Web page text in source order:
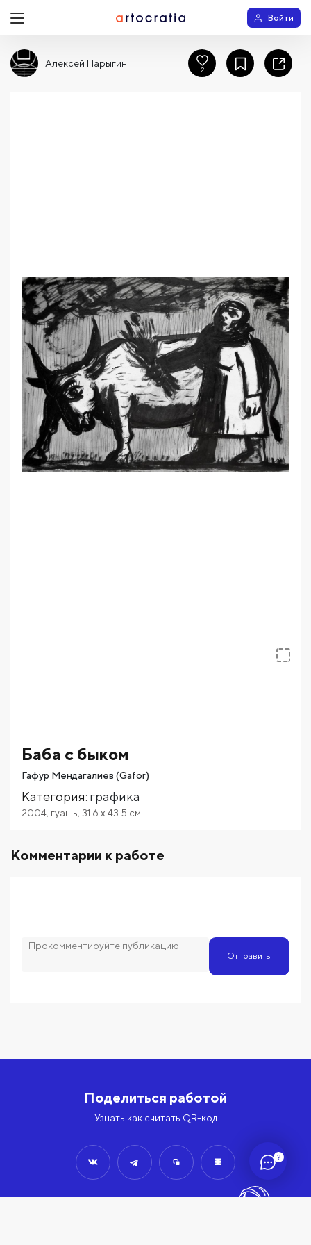
?
Войти
Баба с быком
Гафур Мендагалиев (Gafor)
Категория: графика
2004 гуашь 31.6 x 43.5 см
Комментарии к работе
Отправить
Алексей Парыгин
2
Поделиться работой
Узнать как считать QR-код